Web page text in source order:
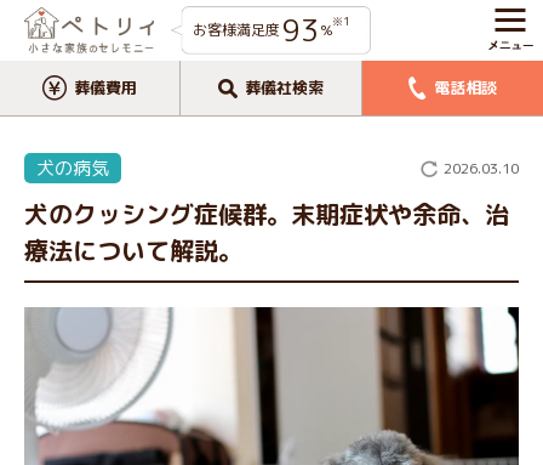
お客様満足度 93 %※1
葬儀費用 葬儀社検索 電話相談
犬の病気 2026.03.10
犬のクッシング症候群。末期症状や余命、治
療法について解説。